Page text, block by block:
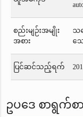
စည်းမျဉ်းအမျိုး
အစား
သ
သ
ပြင်ဆင်သည့်ရက်
ဥပဒေ စာရွက်စာ